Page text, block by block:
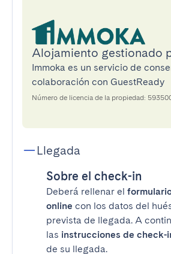
Alojamiento gestionado
Immoka es un servicio de
colaboración con GuestReady
Número de licencia de la propiedad:
Llegada
Sobre el check-in
Deberá rellenar el
online con los datos del
prevista de llegada. A
las instrucciones de check-
de su llegada.